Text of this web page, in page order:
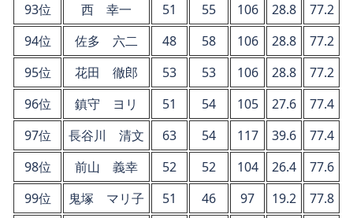
93位
西 幸一 51 55 106 28.8
77.2
94位
佐多 六二 48 58 106 28.8
77.2
95位
花田 徹郎 53 53 106 28.8
77.2
96位
鎮守 ヨリ 51 54 105 27.6
77.4
97位
長谷川 清文 63 54 117 39.6
77.4
98位
前山 義幸 52 52 104 26.4
77.6
99位
鬼塚 マリ子 51 46 97 19.2
77.8